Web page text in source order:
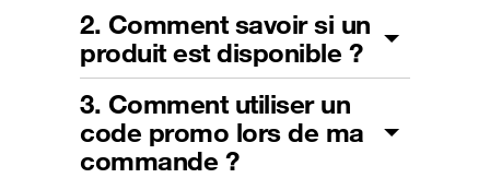
2. Comment savoir si un
produit est disponible ?
3. Comment utiliser un
code promo lors de ma
commande ?